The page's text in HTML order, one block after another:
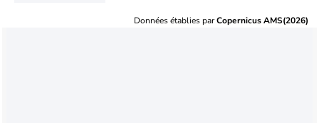
Données établies parCopernicus AMS(2026)